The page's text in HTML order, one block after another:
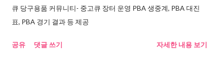
큐 당구용품 커뮤니티- 중고큐 장터 운영 PBA 생중계, PBA 대진
표, PBA 경기 결과 등 제공
공유 댓글 쓰기 자세한 내용 보기